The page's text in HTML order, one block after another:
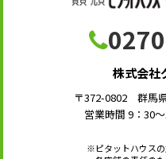
株式会社
〒372-0802 群馬
営業時間 9：30
※ピタットハウスの